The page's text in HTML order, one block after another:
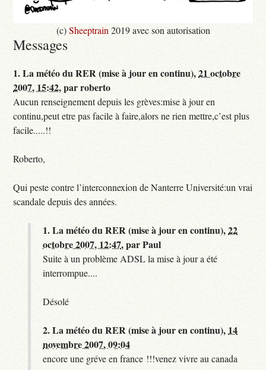
(c)Sheeptrain 2019 avec son autorisation
Messages
1.La météo du RER (mise à jour en continu),21 octobre
2007, 15:42,parroberto
Aucun renseignement depuis les grèves:mise à jour en
continu,peut etre pas facile à faire,alors ne rien mettre,c’est plus
facile.....!!
Roberto,
Qui peste contre l’interconnexion de Nanterre Université:un vrai
scandale depuis des années.
1.La météo du RER (mise à jour en continu),22
octobre 2007, 12:47,parPaul
Suite à un problème ADSL la mise à jour a été
interrompue....
Désolé
2.La météo du RER (mise à jour en continu), 14
novembre 2007, 09:04
encore une gréve en france !!!venez vivre au canada